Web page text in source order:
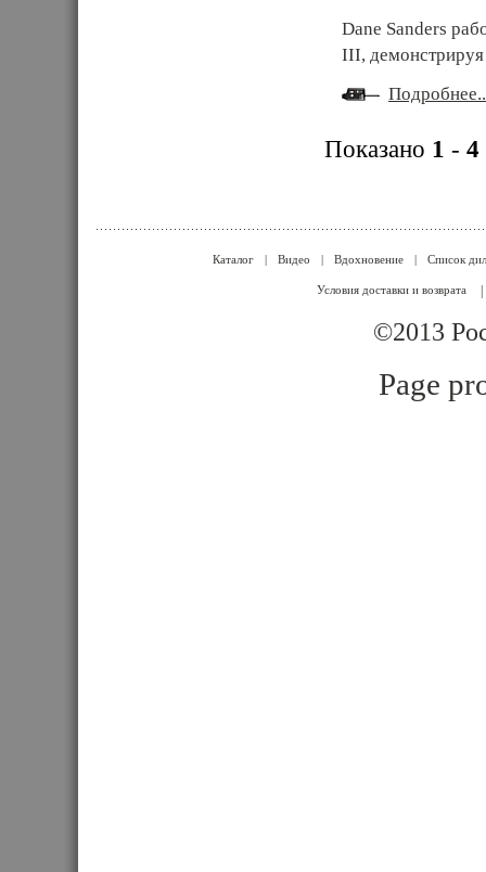
Dane Sanders
III, демонстрируя
Показано 1 - 4
Каталог | Видео | Вдохновение | Список
Условия доставки и возврата
©2013
Page